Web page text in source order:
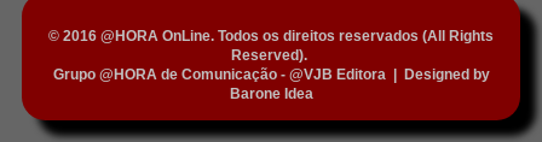
© 2016 @HORA OnLine. Todos os direitos reservados (All Rights
Reserved).
Grupo @HORA de Comunicação - @VJB Editora|
Designed by
Barone Idea